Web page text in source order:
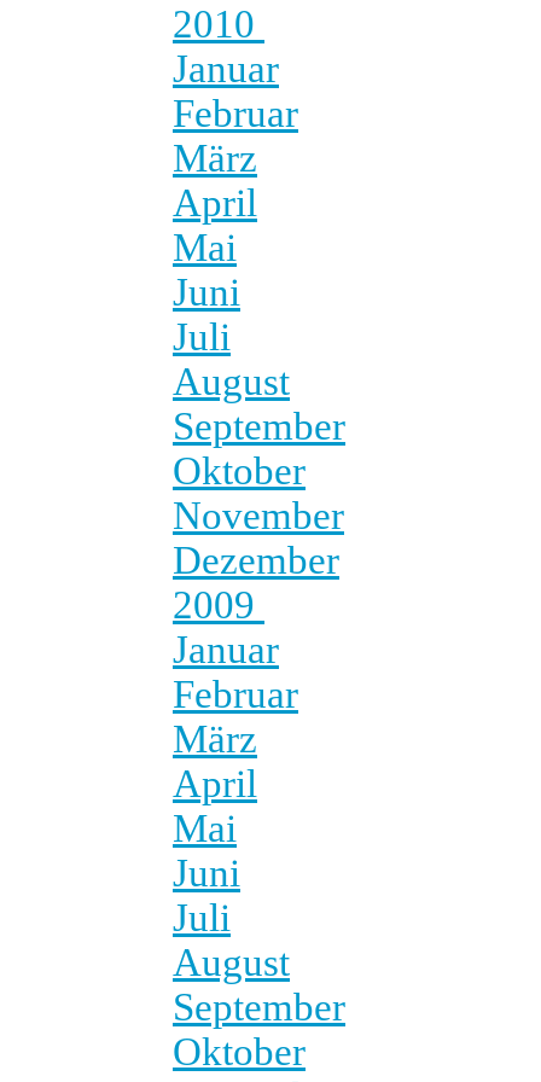
2010
Januar
Februar
März
April
Mai
Juni
Juli
August
September
Oktober
November
Dezember
2009
Januar
Februar
März
April
Mai
Juni
Juli
August
September
Oktober